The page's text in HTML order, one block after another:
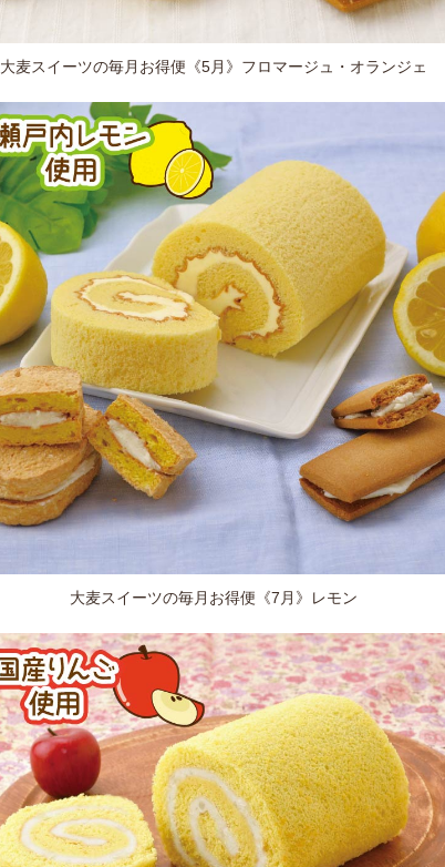
大麦スイーツの毎月お得便《5月》フロマージュ・オランジェ
大麦スイーツの毎月お得便《7月》レモン